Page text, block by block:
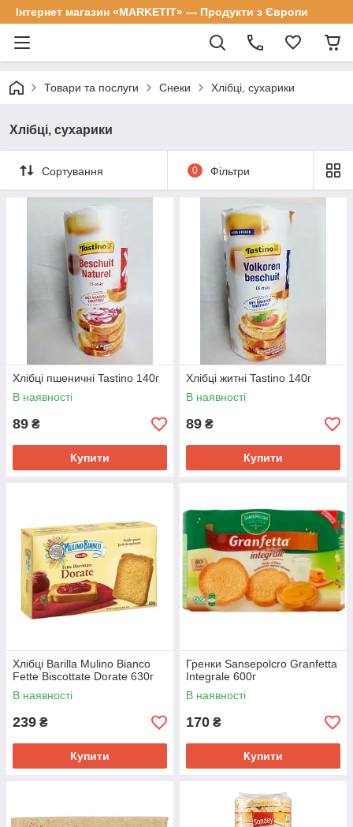
Інтернет магазин «MARKETIT» — Продукти з Європи
Товари та послуги Снеки Хлібці, сухарики
Хлібці, сухарики
Сортування 0 Фільтри
Хлібці пшеничні Tastino 140г
В наявності
89 ₴
Купити
Хлібці житні Tastino 140г
В наявності
89 ₴
Купити
Хлібці Barilla Mulino Bianco
Fette Biscottate Dorate 630г
В наявності
239 ₴
Купити
Гренки Sansepolcro Granfetta
Integrale 600г
В наявності
170 ₴
Купити